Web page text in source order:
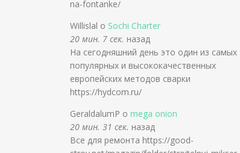
na-fontanke/
Willislal о Sochi Charter
20 мин. 7 сек. назад
На сегодняшний день это один из самых
популярных и высококачественных
европейских методов сварки
https://hydcom.ru/
GeraldalumP о mega onion
20 мин. 31 сек. назад
Все для ремонта https://good-